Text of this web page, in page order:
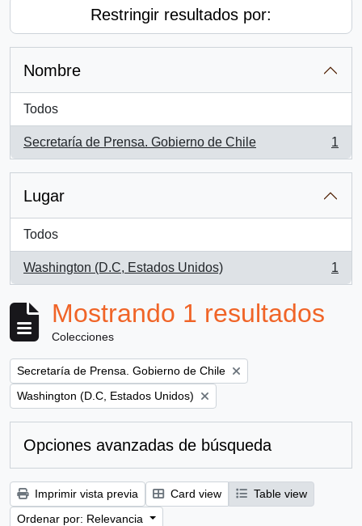
Restringir resultados por:
Nombre
Todos
Secretaría de Prensa. Gobierno de Chile
, 1 resultados
1
Lugar
Todos
Washington (D.C, Estados Unidos)
, 1 resultados
1
Mostrando 1 resultados
Colecciones
Remove filter:
Secretaría de Prensa. Gobierno de Chile
Remove filter:
Washington (D.C, Estados Unidos)
Opciones avanzadas de búsqueda
Imprimir vista previa Card view
Table view
Ordenar por: Relevancia